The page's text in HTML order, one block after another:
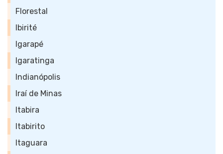
Florestal
Ibirité
Igarapé
Igaratinga
Indianópolis
Iraí de Minas
Itabira
Itabirito
Itaguara